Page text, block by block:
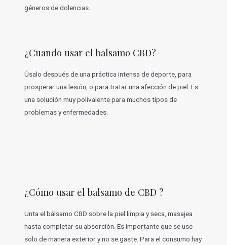
géneros de dolencias.
¿Cuando usar el balsamo CBD?
Úsalo después de una práctica intensa de deporte, para
prosperar una lesión, o para tratar una afección de piel. Es
una solución muy polivalente para muchos tipos de
problemas y enfermedades.
¿Cómo usar el balsamo de CBD ?
Unta el bálsamo CBD sobre la piel limpia y seca, masajea
hasta completar su absorción. Es importante que se use
solo de manera exterior y no se gaste. Para el consumo hay